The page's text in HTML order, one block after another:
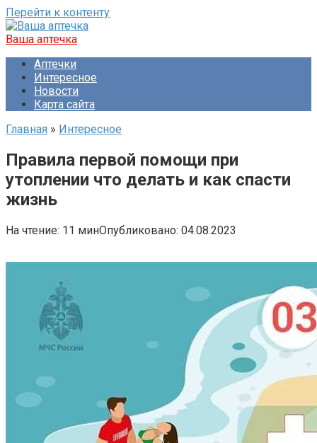
Перейти к контенту
Ваша аптечка
Аптечки
Интересное
Новости
Карта сайта
Главная » Интересное
Правила первой помощи при
утоплении что делать и как спасти
жизнь
На чтение: 11 минОпубликовано: 04.08.2023